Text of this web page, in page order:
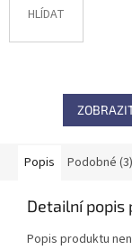
HLÍDAT
Popis Podobné (3)
Detailní popis
Popis produktu